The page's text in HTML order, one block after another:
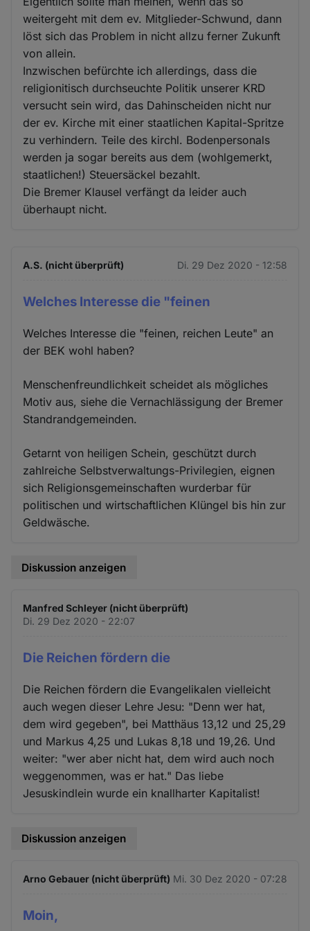
weitergeht mit dem ev. Mitglieder-Schwund, dann
löst sich das Problem in nicht allzu ferner Zukunft
von allein.
Inzwischen befürchte ich allerdings, dass die
religionitisch durchseuchte Politik unserer KRD
versucht sein wird, das Dahinscheiden nicht nur
der ev. Kirche mit einer staatlichen Kapital-Spritze
zu verhindern. Teile des kirchl. Bodenpersonals
werden ja sogar bereits aus dem (wohlgemerkt,
staatlichen!) Steuersäckel bezahlt.
Die Bremer Klausel verfängt da leider auch
überhaupt nicht.
A.S. (nicht überprüft) Di. 29 Dez 2020 - 12:58
Welches Interesse die "feinen
Welches Interesse die "feinen, reichen Leute" an
der BEK wohl haben?
Menschenfreundlichkeit scheidet als mögliches
Motiv aus, siehe die Vernachlässigung der Bremer
Standrandgemeinden.
Getarnt von heiligen Schein, geschützt durch
zahlreiche Selbstverwaltungs-Privilegien, eignen
sich Religionsgemeinschaften wurderbar für
politischen und wirtschaftlichen Klüngel bis hin zur
Geldwäsche.
Diskussion anzeigen
Manfred Schleyer (nicht überprüft)
Di. 29 Dez 2020 - 22:07
Die Reichen fördern die
Die Reichen fördern die Evangelikalen vielleicht
auch wegen dieser Lehre Jesu: "Denn wer hat,
dem wird gegeben", bei Matthäus 13,12 und 25,29
und Markus 4,25 und Lukas 8,18 und 19,26. Und
weiter: "wer aber nicht hat, dem wird auch noch
weggenommen, was er hat." Das liebe
Jesuskindlein wurde ein knallharter Kapitalist!
Diskussion anzeigen
Arno Gebauer (nicht überprüft) Mi. 30 Dez 2020 - 07:28
Moin,